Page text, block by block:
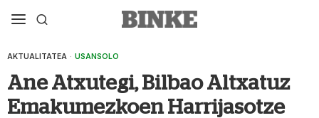
AKTUALITATEA · USANSOLO
Ane Atxutegi, Bilbao Altxatuz
Emakumezkoen Harrijasotze